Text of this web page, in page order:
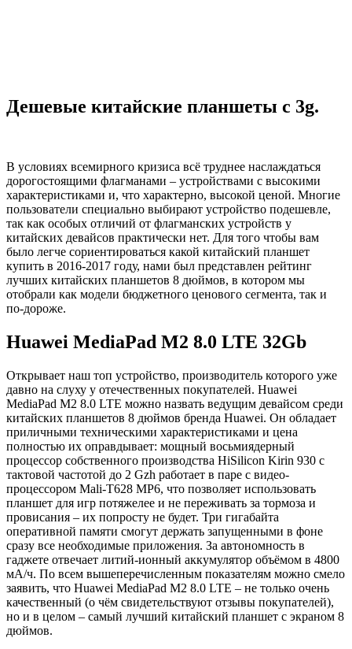
Дешевые китайские планшеты с 3g.
В условиях всемирного кризиса всё труднее наслаждаться
дорогостоящими флагманами – устройствами с высокими
характеристиками и, что характерно, высокой ценой. Многие
пользователи специально выбирают устройство подешевле,
так как особых отличий от флагманских устройств у
китайских девайсов практически нет. Для того чтобы вам
было легче сориентироваться какой китайский планшет
купить в 2016-2017 году, нами был представлен рейтинг
лучших китайских планшетов 8 дюймов, в котором мы
отобрали как модели бюджетного ценового сегмента, так и
по-дороже.
Huawei MediaPad M2 8.0 LTE 32Gb
Открывает наш топ устройство, производитель которого уже
давно на слуху у отечественных покупателей. Huawei
MediaPad M2 8.0 LTE можно назвать ведущим девайсом среди
китайских планшетов 8 дюймов бренда Huawei. Он обладает
приличными техническими характеристиками и цена
полностью их оправдывает: мощный восьмиядерный
процессор собственного производства HiSilicon Kirin 930 с
тактовой частотой до 2 Gzh работает в паре с видео-
процессором Mali-T628 MP6, что позволяет использовать
планшет для игр потяжелее и не переживать за тормоза и
провисания – их попросту не будет. Три гигабайта
оперативной памяти смогут держать запущенными в фоне
сразу все необходимые приложения. За автономность в
гаджете отвечает литий-ионный аккумулятор объёмом в 4800
мА/ч. По всем вышеперечисленным показателям можно смело
заявить, что Huawei MediaPad M2 8.0 LTE – не только очень
качественный (о чём свидетельствуют отзывы покупателей),
но и в целом – самый лучший китайский планшет с экраном 8
дюймов.